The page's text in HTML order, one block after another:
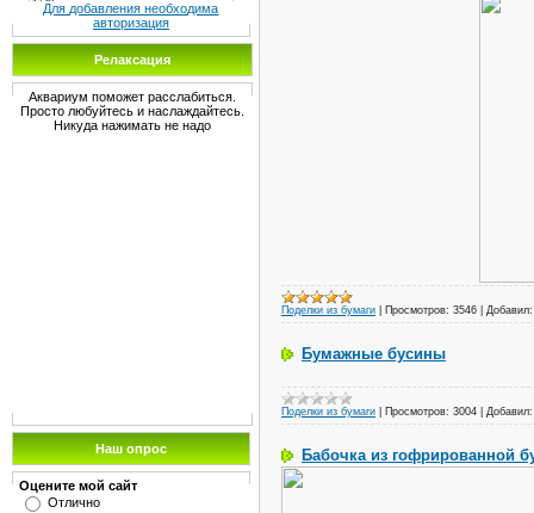
Для добавления необходима
авторизация
Релаксация
Аквариум поможет расслабиться.
Просто любуйтесь и наслаждайтесь.
Никуда нажимать не надо
Наш опрос
Оцените мой сайт
Отлично
Поделки из бумаги Просмотров: 3546 Добавил:
Бумажные бусины
Поделки из бумаги Просмотров: 3004 Добавил:
Бабочка из гофрированной